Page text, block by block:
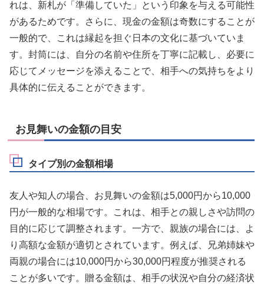
れは、新札が「準備していた」という印象を与える可能性
があるためです。さらに、現金の金額は奇数にすることが
一般的で、これは縁起を担ぐ日本の文化に基づいていま
す。封筒には、自分の名前や住所を丁寧に記載し、必要に
応じてメッセージを添えることで、相手への気持ちをより
具体的に伝えることができます。
お見舞いの金額の目安
タイプ別の金額相場
友人や知人の場合、お見舞いの金額は5,000円から10,000
円が一般的な相場です。これは、相手との親しさや訪問の
目的に応じて調整されます。一方で、親族の場合には、よ
り高額な金額が適切とされています。例えば、兄弟姉妹や
両親の場合には10,000円から30,000円程度が推奨される
ことが多いです。贈る金額は、相手の状況や自分の経済状